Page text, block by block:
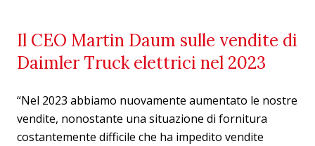
Il CEO Martin Daum sulle vendite di
Daimler Truck elettrici nel 2023
“Nel 2023 abbiamo nuovamente aumentato le nostre
vendite, nonostante una situazione di fornitura
costantemente difficile che ha impedito vendite